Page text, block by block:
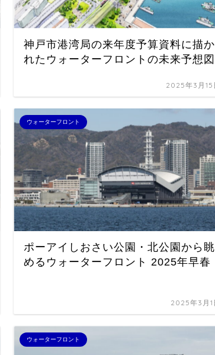
神戸市港湾局の来年度予算資料に描か
れたウォーターフロントの未来予想図
2025年3月15
ウォーターフロント
ポーアイしおさい公園・北公園から眺
めるウォーターフロント 2025年早春
2025年3月1
ウォーターフロント